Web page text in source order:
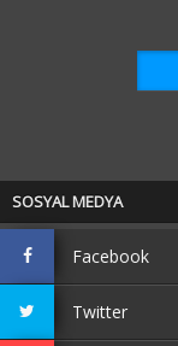
SOSYAL MEDYA
Facebook
Twitter